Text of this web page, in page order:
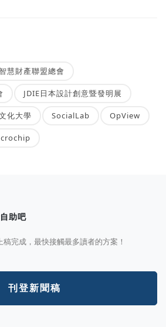
慧財產聯盟總會
JDIE日本設計創意暨發明展
化大學 SocialLab OpView
助吧
完成，最快接觸最多讀者的方案！
刊登新聞稿